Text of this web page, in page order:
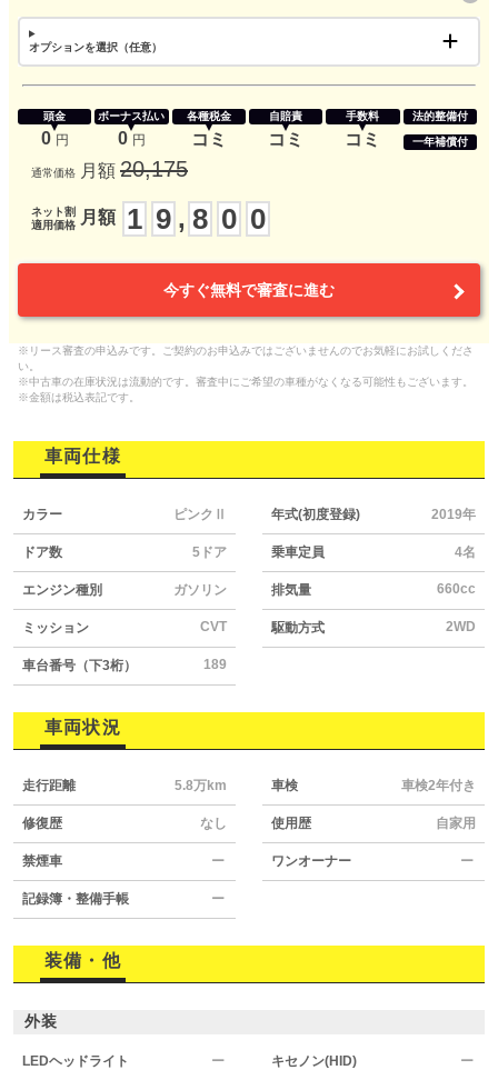
オプションを選択（任意）
頭金
0 円
ボーナス払い
0 円
各種税金
コミ
自賠責
コミ
手数料
コミ
法的整備付
一年補償付
通常価格 月額 20,175
ネット割
適用価格
月額 1 9 , 8 0 0
今すぐ無料で審査に進む
※リース審査の申込みです。ご契約のお申込みではございませんのでお気軽にお試しくださ
い。
※中古車の在庫状況は流動的です。審査中にご希望の車種がなくなる可能性もございます。
※金額は税込表記です。
車両仕様
カラー ピンクⅡ 年式(初度登録) 2019年
ドア数 5ドア 乗車定員 4名
エンジン種別 ガソリン 排気量 660cc
ミッション CVT 駆動方式 2WD
車台番号（下3桁） 189
車両状況
走行距離 5.8万km 車検 車検2年付き
修復歴 なし 使用歴 自家用
禁煙車 ー ワンオーナー ー
記録簿・整備手帳 ー
装備・他
外装
LEDヘッドライト ー キセノン(HID) ー